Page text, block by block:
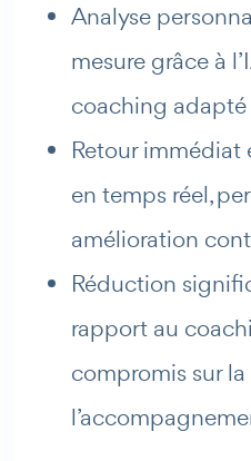
Analyse
mesure grâce à
coaching
Retour immédiat
en temps réel,
amélioration
Réduction
rapport au
compromis sur